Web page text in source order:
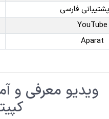
YouTube
Aparat
ویدیو معرفی و